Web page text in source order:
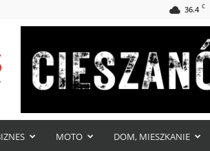
36.4 C
MOTO DOM, MIESZKANIE